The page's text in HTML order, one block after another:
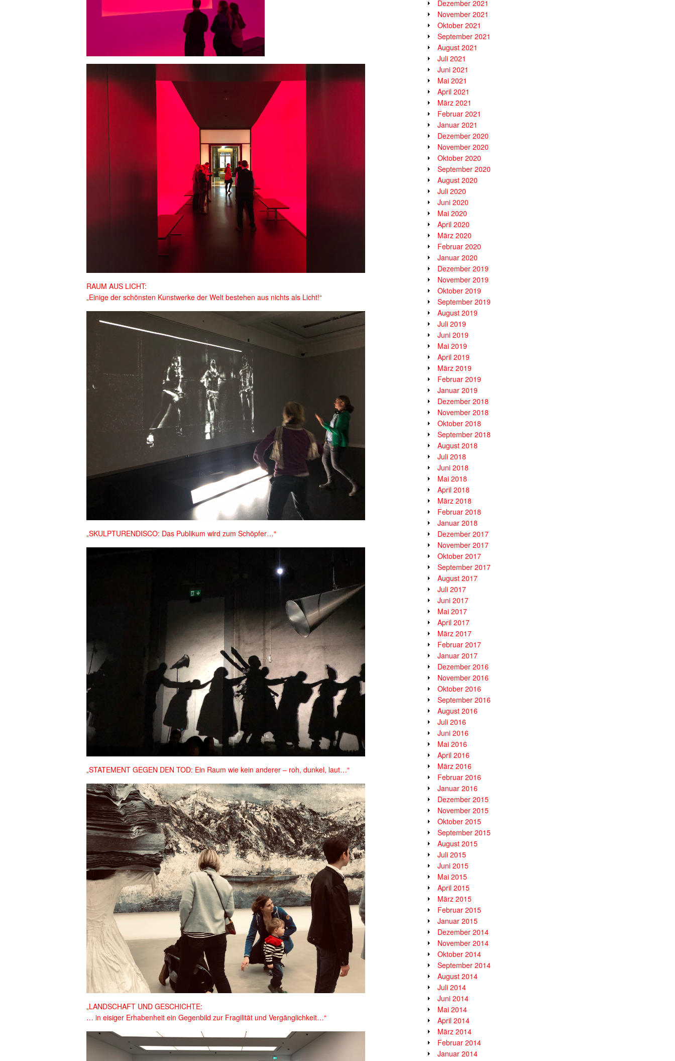
RAUM AUS LICHT:
„Einige der schönsten Kunstwerke der Welt bestehen aus nichts als Licht!“
„SKULPTURENDISCO: Das Publikum wird zum Schöpfer…“
„STATEMENT GEGEN DEN TOD: Ein Raum wie kein anderer – roh, dunkel, laut…“
„LANDSCHAFT UND GESCHICHTE:
… in eisiger Erhabenheit ein Gegenbild zur Fragilität und Vergänglichkeit…“
Dezember 2021
November 2021
Oktober 2021
September 2021
August 2021
Juli 2021
Juni 2021
Mai 2021
April 2021
März 2021
Februar 2021
Januar 2021
Dezember 2020
November 2020
Oktober 2020
September 2020
August 2020
Juli 2020
Juni 2020
Mai 2020
April 2020
März 2020
Februar 2020
Januar 2020
Dezember 2019
November 2019
Oktober 2019
September 2019
August 2019
Juli 2019
Juni 2019
Mai 2019
April 2019
März 2019
Februar 2019
Januar 2019
Dezember 2018
November 2018
Oktober 2018
September 2018
August 2018
Juli 2018
Juni 2018
Mai 2018
April 2018
März 2018
Februar 2018
Januar 2018
Dezember 2017
November 2017
Oktober 2017
September 2017
August 2017
Juli 2017
Juni 2017
Mai 2017
April 2017
März 2017
Februar 2017
Januar 2017
Dezember 2016
November 2016
Oktober 2016
September 2016
August 2016
Juli 2016
Juni 2016
Mai 2016
April 2016
März 2016
Februar 2016
Januar 2016
Dezember 2015
November 2015
Oktober 2015
September 2015
August 2015
Juli 2015
Juni 2015
Mai 2015
April 2015
März 2015
Februar 2015
Januar 2015
Dezember 2014
November 2014
Oktober 2014
September 2014
August 2014
Juli 2014
Juni 2014
Mai 2014
April 2014
März 2014
Februar 2014
Januar 2014